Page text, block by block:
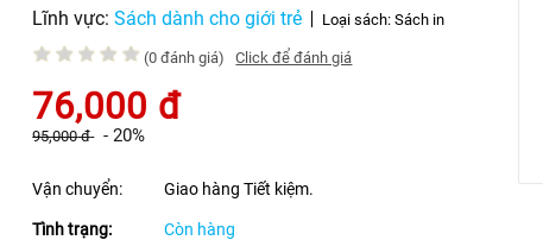
Lĩnh vực:Sách dành cho giới trẻ Loại sách:Sách in
(0 đánh giá) Click để đánh giá
76,000 đ
95,000 đ -20%
Vận chuyển: Giao hàng Tiết kiệm.
Tình trạng: Còn hàng